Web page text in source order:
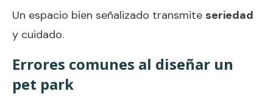
Un espacio bien señalizado transmite seriedad
y cuidado.
Errores comunes al diseñar un
pet park